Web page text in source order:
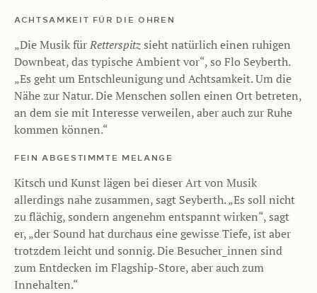
ACHTSAMKEIT FÜR DIE OHREN
„Die Musik fürRetterspitz sieht natürlich einen ruhigen
Downbeat, das typische Ambient vor“, so Flo Seyberth.
„Es geht um Entschleunigung und Achtsamkeit. Um die
Nähe zur Natur. Die Menschen sollen einen Ort betreten,
an dem sie mit Interesse verweilen, aber auch zur Ruhe
kommen können.“
FEIN ABGESTIMMTE MELANGE
Kitsch und Kunst lägen bei dieser Art von Musik
allerdings nahe zusammen, sagt Seyberth. „Es soll nicht
zu flächig, sondern angenehm entspannt wirken“, sagt
er, „der Sound hat durchaus eine gewisse Tiefe, ist aber
trotzdem leicht und sonnig. Die Besucher_innen sind
zum Entdecken im Flagship-Store, aber auch zum
Innehalten.“